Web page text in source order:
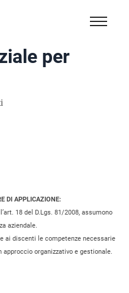
per
DI APPLICAZIONE:
18 del D.Lgs. 81/2008, assumono
aziendale.
ai discenti le competenze necessarie
organizzativo e gestionale.